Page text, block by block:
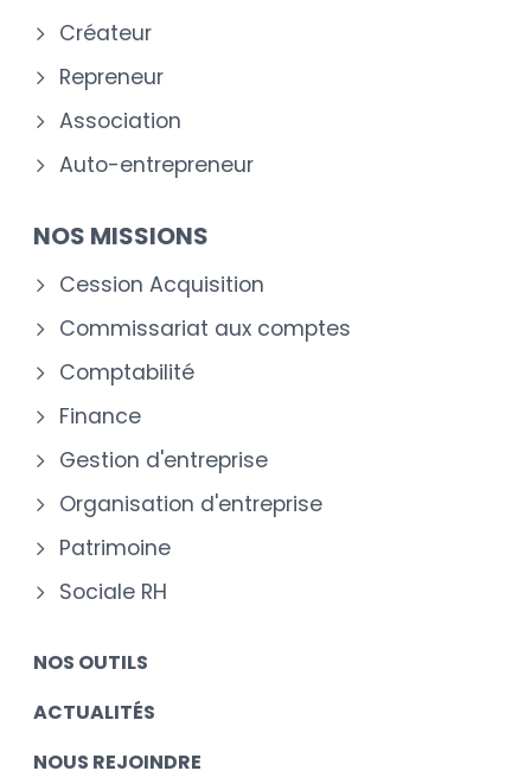
Créateur
Repreneur
Association
Auto-entrepreneur
NOS MISSIONS
Cession Acquisition
Commissariat aux comptes
Comptabilité
Finance
Gestion d'entreprise
Organisation d'entreprise
Patrimoine
Sociale RH
NOS OUTILS
ACTUALITÉS
NOUS REJOINDRE